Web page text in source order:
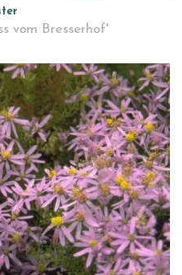
vom Bresserhof'